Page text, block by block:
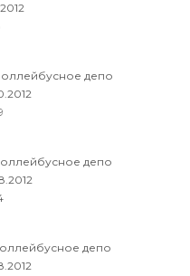
депо
депо
депо